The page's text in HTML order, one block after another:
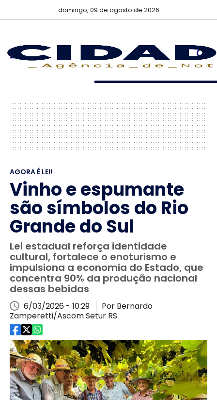
domingo, 09 de agosto de 2026
AGORA É LEI!
Vinho e espumante
são símbolos do Rio
Grande do Sul
Lei estadual reforça identidade
cultural, fortalece o enoturismo e
impulsiona a economia do Estado, que
concentra 90% da produção nacional
dessas bebidas
6/03/2026 - 10:29
Por Bernardo
Zamperetti/Ascom Setur RS